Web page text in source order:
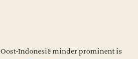
Indonesië minder prominent is